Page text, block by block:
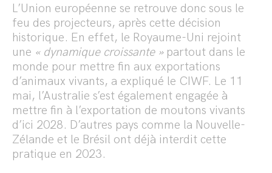
L’Union européenne se retrouve donc sous le
feu des projecteurs, après cette décision
historique. En effet, le Royaume-Uni rejoint
une « dynamique croissante »partout dans le
monde pour mettre fin aux exportations
d’animaux vivants, a expliqué le CIWF. Le 11
mai, l’Australie s’est également engagée à
mettre fin à l’exportation de moutons vivants
d’ici 2028. D’autres pays comme la Nouvelle-
Zélande et le Brésil ont déjà interdit cette
pratique en 2023.